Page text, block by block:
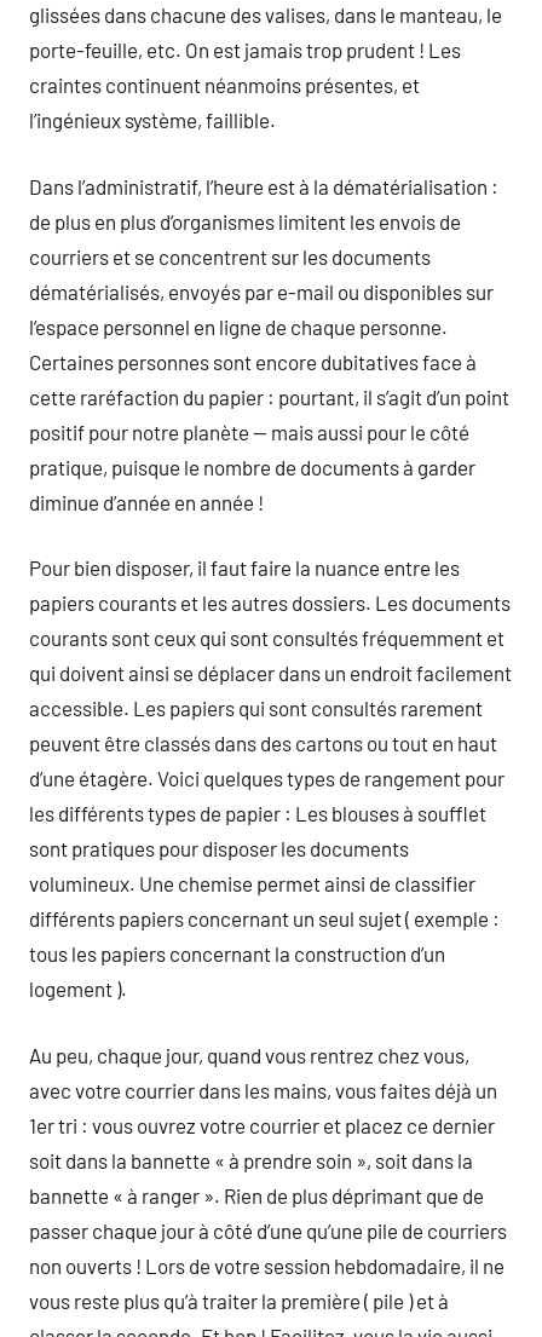
glissées dans chacune des valises, dans le manteau, le
porte-feuille, etc. On est jamais trop prudent ! Les
craintes continuent néanmoins présentes, et
l’ingénieux système, faillible.
Dans l’administratif, l’heure est à la dématérialisation :
de plus en plus d’organismes limitent les envois de
courriers et se concentrent sur les documents
dématérialisés, envoyés par e-mail ou disponibles sur
l’espace personnel en ligne de chaque personne.
Certaines personnes sont encore dubitatives face à
cette raréfaction du papier : pourtant, il s’agit d’un point
positif pour notre planète — mais aussi pour le côté
pratique, puisque le nombre de documents à garder
diminue d’année en année !
Pour bien disposer, il faut faire la nuance entre les
papiers courants et les autres dossiers. Les documents
courants sont ceux qui sont consultés fréquemment et
qui doivent ainsi se déplacer dans un endroit facilement
accessible. Les papiers qui sont consultés rarement
peuvent être classés dans des cartons ou tout en haut
d’une étagère. Voici quelques types de rangement pour
les différents types de papier : Les blouses à soufflet
sont pratiques pour disposer les documents
volumineux. Une chemise permet ainsi de classifier
différents papiers concernant un seul sujet ( exemple :
tous les papiers concernant la construction d’un
logement ).
Au peu, chaque jour, quand vous rentrez chez vous,
avec votre courrier dans les mains, vous faites déjà un
1er tri : vous ouvrez votre courrier et placez ce dernier
soit dans la bannette « à prendre soin », soit dans la
bannette « à ranger ». Rien de plus déprimant que de
passer chaque jour à côté d’une qu’une pile de courriers
non ouverts ! Lors de votre session hebdomadaire, il ne
vous reste plus qu’à traiter la première ( pile ) et à